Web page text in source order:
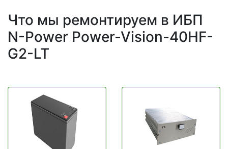
Что мы ремонтируем в ИБП
N-Power Power-Vision-40HF-
G2-LT